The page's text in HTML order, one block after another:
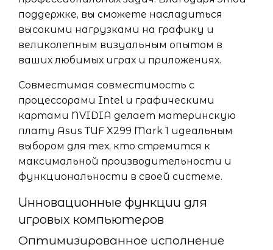
поддержке, вы сможете насладиться
высокими нагрузками на графику и
великолепным визуальным опытом в
ваших любимых играх и приложениях.
Совместимая совместимость с
процессорами Intel и графическими
картами NVIDIA делает материнскую
плату Asus TUF X299 Mark 1 идеальным
выбором для тех, кто стремится к
максимальной производительности и
функциональности в своей системе.
Инновационные функции для
игровых компьютеров
Оптимизированное исполнение